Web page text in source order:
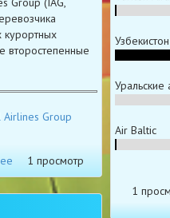
курортных
второстепенные
Group
1 просмотр
Уральские
Air Baltic
1